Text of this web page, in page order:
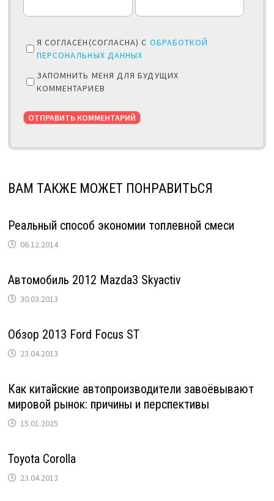
Я СОГЛАСЕН(СОГЛАСНА) С ОБРАБОТКОЙ
ПЕРСОНАЛЬНЫХ ДАННЫХ
ЗАПОМНИТЬ МЕНЯ ДЛЯ БУДУЩИХ
КОММЕНТАРИЕВ
ВАМ ТАКЖЕ МОЖЕТ ПОНРАВИТЬСЯ
Реальный способ экономии топлевной смеси
06.12.2014
Автомобиль 2012 Mazda3 Skyactiv
30.03.2013
Обзор 2013 Ford Focus ST
23.04.2013
Как китайские автопроизводители завоёвывают
мировой рынок: причины и перспективы
15.01.2025
Toyota Corolla
23.04.2013